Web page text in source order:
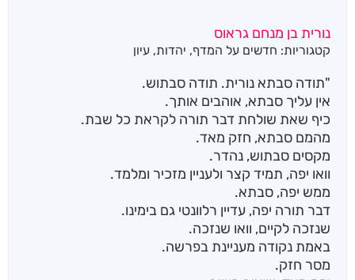
נורית בן מנחם גראוס
קטגוריות: חדשים על המדף, יהדות, עיון
"תודה סבתא נורית. תודה סבתוש.
אין עליך סבתא, אוהבים אותך.
כיף שאת שולחת דבר תורה לקראת כל שבת.
מהמם סבתא, חזק מאד.
מקסים סבתוש, נהדר.
וואו יפה, תמיד קצר ולעניין מזכיר ומלמד.
ממש יפה, סבתא.
דבר תורה יפה, עדיין רלוונטי גם בימינו.
שנזכה לקיים, וואו שנזכה.
באמת נקודה מעניינת בפרשה.
מסר חזק.